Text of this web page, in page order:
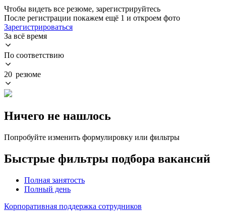
Чтобы видеть все резюме, зарегистрируйтесь
После регистрации покажем ещё 1 и откроем фото
Зарегистрироваться
За всё время
По соответствию
20 резюме
Ничего не нашлось
Попробуйте изменить формулировку или фильтры
Быстрые фильтры подбора вакансий
Полная занятость
Полный день
Корпоративная поддержка сотрудников